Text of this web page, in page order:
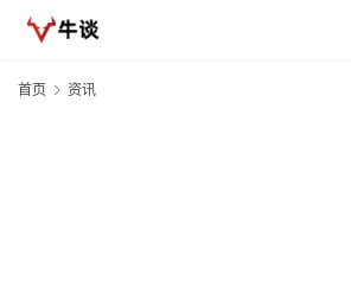
首页 资讯